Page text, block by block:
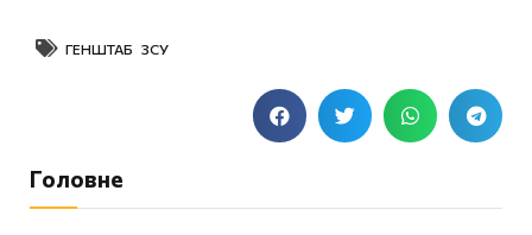
ГЕНШТАБ ЗСУ
Головне